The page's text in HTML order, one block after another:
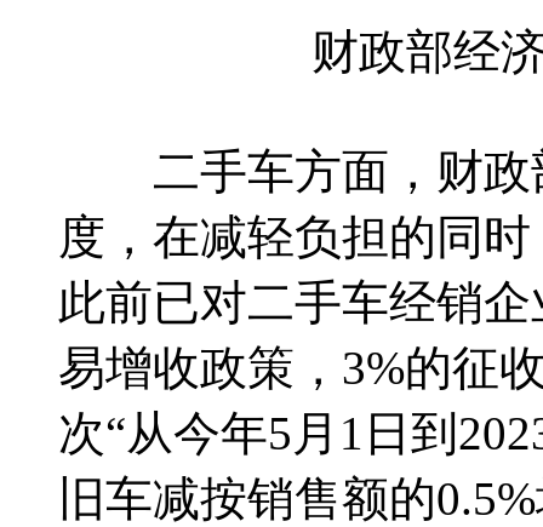
财政部经
二手车方面，财政
度，在减轻负担的同
此前已对二手车经销
易增收政策，3%的征
次“从今年5月1日到
旧车减按销售额的